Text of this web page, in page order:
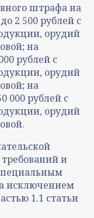
штрафа на
2 500 рублей с
орудий
на
рублей с
орудий
на
000 рублей с
орудий
и
исключением
1.1 статьи